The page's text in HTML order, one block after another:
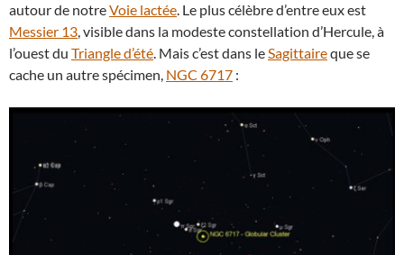
autour de notreVoie lactée. Le plus célèbre d’entre eux est
Messier 13, visible dans la modeste constellation d’Hercule, à
l’ouest du Triangle d’été. Mais c’est dans leSagittaireque se
cache un autre spécimen, NGC 6717 :